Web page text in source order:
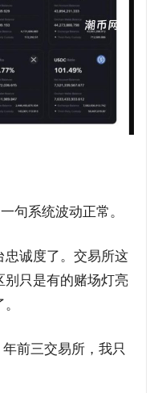
句系统波动正常。
诚度了。交易所这
只是有的赌场灯亮
前三交易所，我只